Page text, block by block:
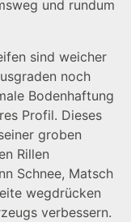
und rundum
sind weicher
noch
Bodenhaftung
Profil. Dieses
groben
Rillen
Schnee, Matsch
wegdrücken
verbessern.